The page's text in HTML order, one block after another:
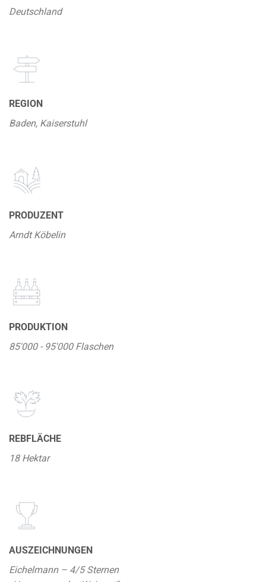
Deutschland
REGION
Baden, Kaiserstuhl
PRODUZENT
Arndt Köbelin
PRODUKTION
85'000 - 95'000 Flaschen
REBFLÄCHE
18 Hektar
AUSZEICHNUNGEN
Eichelmann – 4/5 Sternen